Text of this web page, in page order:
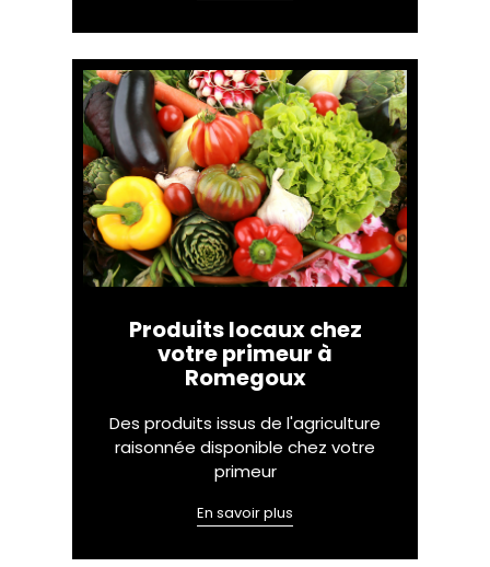
Produits locaux chez
votre primeur à
Romegoux
Des produits issus de l'agriculture
raisonnée disponible chez votre
primeur
En savoir plus